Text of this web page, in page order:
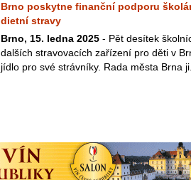
Brno poskytne finanční podporu
dietní stravy
Brno, 15. ledna 2025 - Pět desítek
dalších stravovacích zařízení pro děti v
jídlo pro své strávníky. Rada města Brna